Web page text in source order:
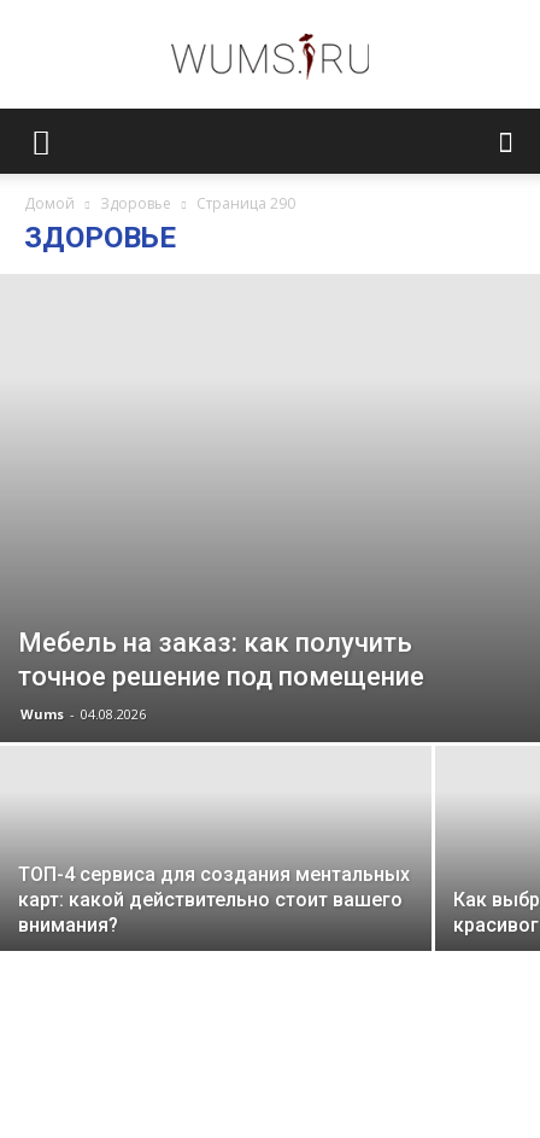
Домой Здоровье Страница 290
ЗДОРОВЬЕ
Мебель на заказ: как получить
точное решение под помещение
Wums - 04.08.2026
ТОП-4 сервиса для создания ментальных
карт: какой действительно стоит вашего
внимания?
Как